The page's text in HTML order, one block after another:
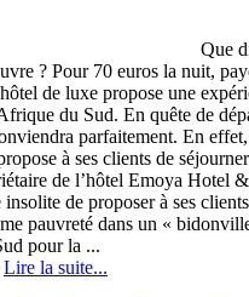
Que
? Pour 70 euros la nuit,
de luxe propose une
du Sud. En quête de
parfaitement. En
à ses clients de
de l’hôtel Emoya Hotel
insolite de proposer à ses
pauvreté dans un «
pour la ...
Lire la suite...